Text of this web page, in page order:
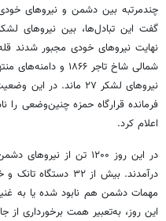
چندمرتبه بین دشمن و نیروهای
نیروهای لشکر ۲۷ ماند.
فرمانده قرارگاه حمزه چنین‌وضعی
اعلام کرد.
مهمات دشمن هم نابود شده یا به
این روز، به‌تعبیر همت برخورداری